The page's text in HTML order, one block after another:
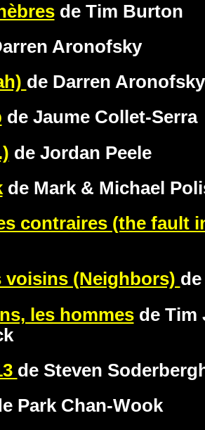
de Tim Burton
Aronofsky
de Darren Aronofsky
de Jaume Collet-Serra
de Jordan Peele
de Mark & Michael
contraires (the fault
voisins (Neighbors)
les hommesde Tim
de Steven
Park Chan-Wook